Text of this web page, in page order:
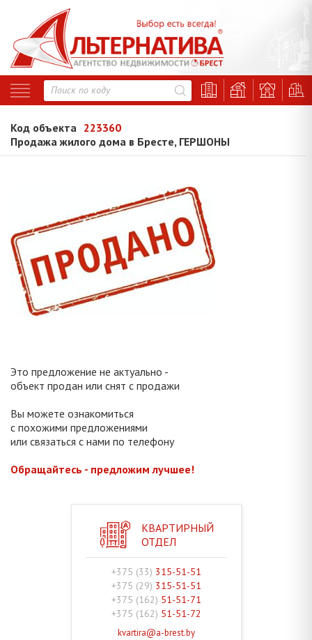
Код объекта 223360
Продажа жилого дома в Бресте, ГЕРШОНЫ
Это предложение не актуально -
объект продан или снят с продажи
Вы можете ознакомиться
с похожими предложениями
или связаться с нами по телефону
Обращайтесь - предложим лучшее!
КВАРТИРНЫЙ
ОТДЕЛ
+375 (33) 315-51-51
+375 (29) 315-51-51
+375 (162) 51-51-71
+375 (162) 51-51-72
kvartira@a-brest.by